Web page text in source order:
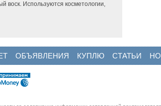
воск. Используются косметологии,
ОБЪЯВЛЕНИЯ КУПЛЮ СТАТЬИ